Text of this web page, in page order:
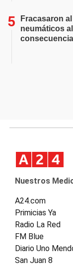
Fracasaron
neumáticos
Nuestros
A24.com
Primicias Ya
Radio La Red
FM Blue
Diario Uno
San Juan 8